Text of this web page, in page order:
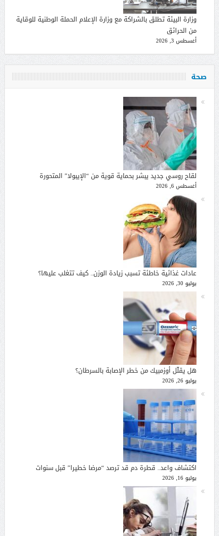
وزارة البيئة تطلق بالشراكة مع وزارة الإعلام الحملة الوطنية للوقاية
من الحرائق
أغسطس 3, 2026
صحة
لقاح روسي جديد يبشر بحماية قوية من “الإيبولا” المتحورة
أغسطس 6, 2026
عادات غذائية خاطئة تسبب زيادة الوزن.. كيف تتغلب عليها؟
يوليو 30, 2026
هل يقلّل أوزمبيك من خطر الإصابة بالسرطان؟
يوليو 26, 2026
اكتشاف واعد.. قطرة دم قد ترصد “مرضا خطيرا” قبل سنوات
يوليو 16, 2026